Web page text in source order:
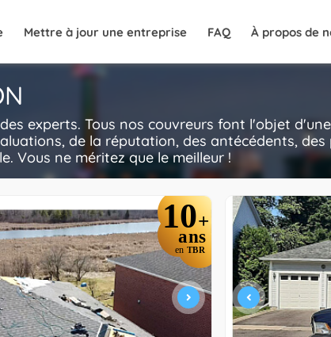
Mettre à jour une entreprise FAQ À propos de
experts. Tous nos couvreurs font l'objet
de la réputation, des antécédents,
Vous ne méritez que le meilleur !
10+
ans
en TBR